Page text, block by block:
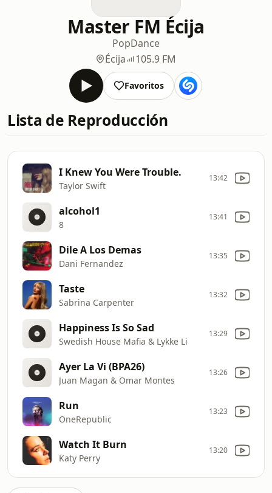
Master FM Écija
PopDance
Écija
105.9 FM
Favoritos
Lista de Reproducción
I Knew You Were Trouble.
Taylor Swift
13:42
alcohol1
8
13:41
Dile A Los Demas
Dani Fernandez
13:35
Taste
Sabrina Carpenter
13:32
Happiness Is So Sad
Swedish House Mafia & Lykke Li
13:29
Ayer La Vi (BPA26)
Juan Magan & Omar Montes
13:26
Run
OneRepublic
13:23
Watch It Burn
Katy Perry
13:20